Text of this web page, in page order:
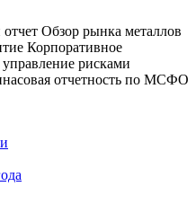
Обзор рынка металлов
Корпоративное
рисками
отчетность по МСФО